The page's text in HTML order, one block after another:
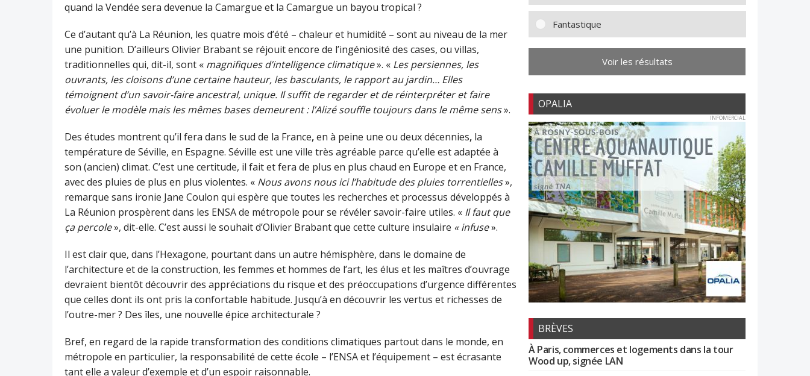
quand la Vendée sera devenue la Camargue et la Camargue un bayou tropical ?
Ce d’autant qu’à La Réunion, les quatre mois d’été – chaleur et humidité – sont au niveau de la mer
une punition. D’ailleurs Olivier Brabant se réjouit encore de l’ingéniosité des cases, ou villas,
traditionnelles qui, dit-il, sont « magnifiques d’intelligence climatique». « Les persiennes, les
ouvrants, les cloisons d’une certaine hauteur, les basculants, le rapport au jardin… Elles
témoignent d’un savoir-faire ancestral, unique. Il suffit de regarder et de réinterpréter et faire
évoluer le modèle mais les mêmes bases demeurent : l’Alizé souffle toujours dans le même sens».
Des études montrent qu’il fera dans le sud de la France,en à peine une ou deux décennies, la
température de Séville, en Espagne. Séville est une ville très agréable parce qu’elle est adaptée à
son (ancien) climat. C’est une certitude, il fait et fera de plus en plus chaud en Europe et en France,
avec des pluies de plus en plus violentes. « Nous avons nous ici l’habitude des pluies torrentielles»,
remarque sans ironie Jane Coulon qui espère que toutes les recherches et processus développés à
La Réunion prospèrent dans les ENSA de métropole pour se révéler savoir-faire utiles. « Il faut que
ça percole», dit-elle. C’est aussi le souhait d’Olivier Brabant que cette culture insulaire « infuse».
Il est clair que, dans l’Hexagone, pourtant dans un autre hémisphère, dans le domaine de
l’architecture et de la construction, les femmes et hommes de l’art, les élus et les maîtres d’ouvrage
devraient bientôt découvrir des appréciations du risque et des préoccupations d’urgence différentes
que celles dont ils ont pris la confortable habitude. Jusqu’à en découvrir les vertus et richesses de
l’outre-mer ? Des îles, une nouvelle épice architecturale ?
Bref, en regard de la rapide transformation des conditions climatiques partout dans le monde, en
métropole en particulier, la responsabilité de cette école – l’ENSA et l’équipement – est écrasante
tant elle a valeur d’exemple et d’un espoir raisonnable.
Fantastique
Voir les résultats
OPALIA
INFOMERCIAL
BRÈVES
À Paris, commerces et logements dans la tour
Wood up, signée LAN